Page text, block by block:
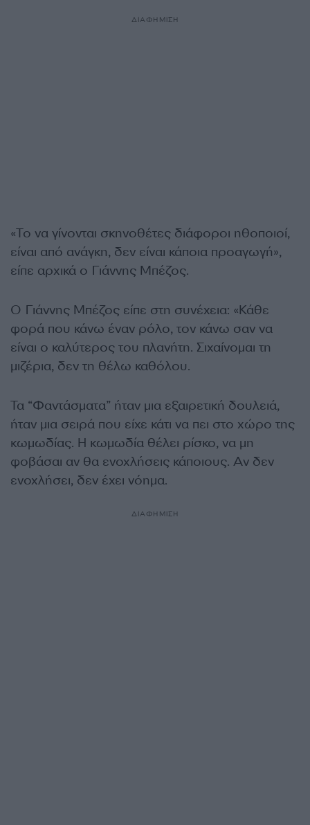
ΔΙΑΦΗΜΙΣΗ
«Το να γίνονται σκηνοθέτες διάφοροι ηθοποιοί,
είναι από ανάγκη, δεν είναι κάποια προαγωγή»,
είπε αρχικά ο Γιάννης Μπέζος.
Ο Γιάννης Μπέζος είπε στη συνέχεια: «Κάθε
φορά που κάνω έναν ρόλο, τον κάνω σαν να
είναι ο καλύτερος του πλανήτη. Σιχαίνομαι τη
μιζέρια, δεν τη θέλω καθόλου.
Τα “Φαντάσματα” ήταν μια εξαιρετική δουλειά,
ήταν μια σειρά που είχε κάτι να πει στο χώρο της
κωμωδίας. Η κωμωδία θέλει ρίσκο, να μη
φοβάσαι αν θα ενοχλήσεις κάποιους. Αν δεν
ενοχλήσει, δεν έχει νόημα.
ΔΙΑΦΗΜΙΣΗ